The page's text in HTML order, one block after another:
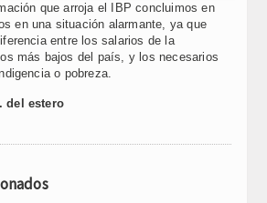
que arroja el IBP concluimos en
en una situación alarmante, ya que
entre los salarios de la
más bajos del país, y los necesarios
o pobreza.
del estero